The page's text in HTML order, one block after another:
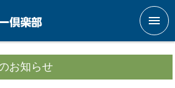
メニ
お知らせ